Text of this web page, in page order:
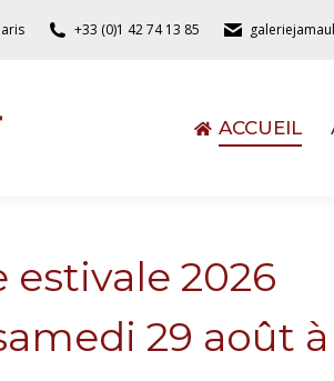
+33 (0)1 42 74 13 85
ACCUEIL
2026
29 août à